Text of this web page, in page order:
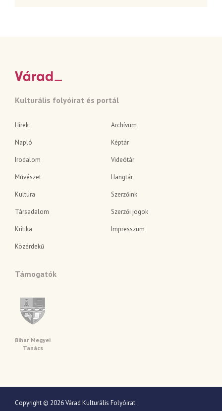
Kulturális folyóirat és portál
Hírek
Napló
Irodalom
Művészet
Kultúra
Társadalom
Kritika
Közérdekű
Archívum
Képtár
Videótár
Hangtár
Szerzőink
Szerzői jogok
Impresszum
Támogatók
Bihar Megyei
Tanács
Copyright © 2026 Várad Kulturális Folyóirat